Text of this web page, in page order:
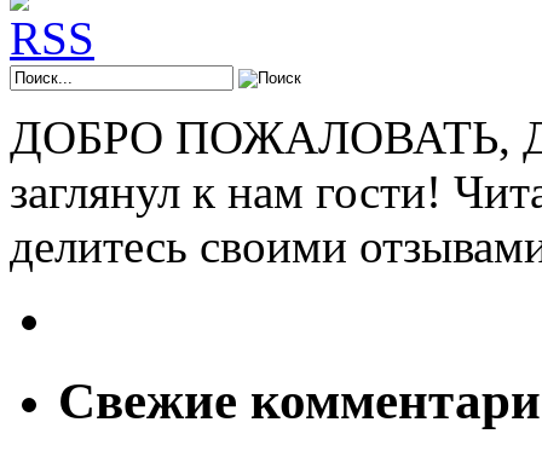
ДОБРО ПОЖАЛОВАТЬ,
заглянул к нам гости!
делитесь своими
Свежие